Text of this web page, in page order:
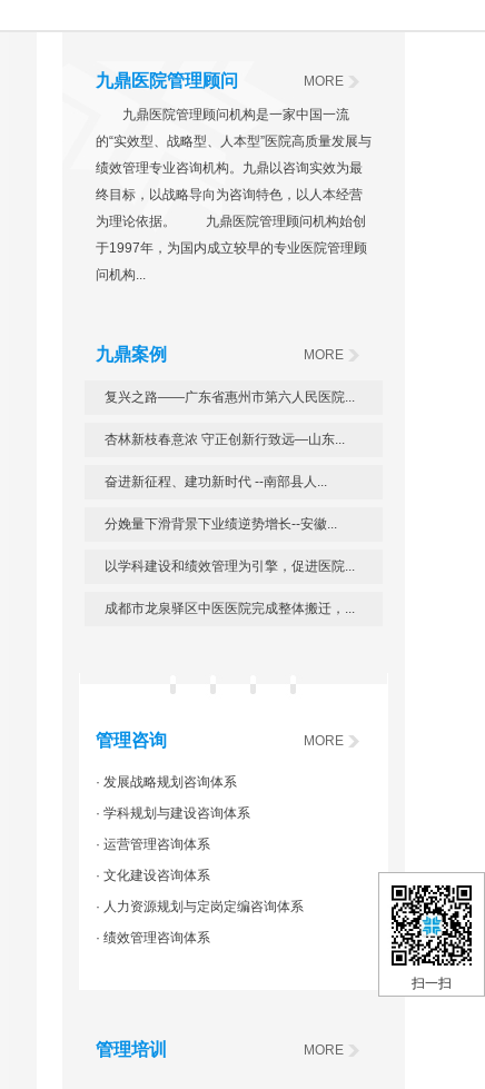
九鼎医院管理顾问 MORE
九鼎医院管理顾问机构是一家中国一流
的“实效型、战略型、人本型”医院高质量发展与
绩效管理专业咨询机构。九鼎以咨询实效为最
终目标，以战略导向为咨询特色，以人本经营
为理论依据。 九鼎医院管理顾问机构始创
于1997年，为国内成立较早的专业医院管理顾
问机构...
九鼎案例 MORE
复兴之路——广东省惠州市第六人民医院...
杏林新枝春意浓 守正创新行致远—山东...
奋进新征程、建功新时代 --南部县人...
分娩量下滑背景下业绩逆势增长--安徽...
以学科建设和绩效管理为引擎，促进医院...
成都市龙泉驿区中医医院完成整体搬迁，...
管理咨询 MORE
· 发展战略规划咨询体系
· 学科规划与建设咨询体系
· 运营管理咨询体系
· 文化建设咨询体系
· 人力资源规划与定岗定编咨询体系
· 绩效管理咨询体系
管理培训 MORE
扫一扫